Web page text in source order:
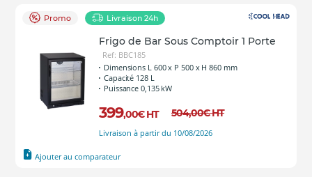
Promo Livraison 24h
Frigo de Bar Sous Comptoir 1 Porte
Ref: BBC185
Dimensions L 600 x P 500 x H 860 mm
Capacité 128 L
Puissance 0,135 kW
399,00€ HT 504,00€HT
Livraison à partir du 10/08/2026
Ajouter au comparateur